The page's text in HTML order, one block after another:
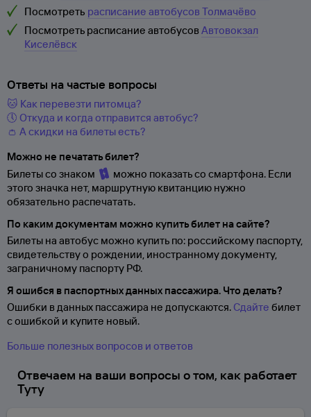
Посмотреть расписание автобусов Толмачёво
Посмотреть расписание автобусовАвтовокзал
Киселёвск
Ответы на частые вопросы
🐱 Как перевезти питомца?
🕔 Откуда и когда отправится автобус?
👛 А скидки на билеты есть?
Можно не печатать билет?
Билеты со знаком
можно показать со смартфона. Если
этого значка нет, маршрутную квитанцию нужно
обязательно распечатать.
По каким документам можно купить билет на сайте?
Билеты на автобус можно купить по: российскому паспорту,
свидетельству о рождении, иностранному документу,
заграничному паспорту РФ.
Я ошибся в паспортных данных пассажира. Что делать?
Ошибки в данных пассажира не допускаются. Сдайте билет
с ошибкой и купите новый.
Больше полезных вопросов и ответов
Отвечаем на ваши вопросы о том, как работает
Туту